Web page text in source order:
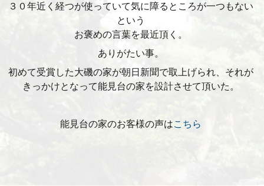
３０年近く経つが使っていて気に障るところが一つもない
という
お褒めの言葉を最近頂く。
ありがたい事。
初めて受賞した大磯の家が朝日新聞で取上げられ、それが
きっかけとなって能見台の家を設計させて頂いた。
能見台の家のお客様の声はこちら